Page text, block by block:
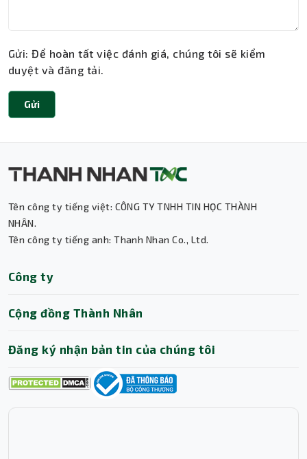
Gửi: Để hoàn tất việc đánh giá, chúng tôi sẽ kiểm
duyệt và đăng tải.
Gửi
Tên công ty tiếng việt: CÔNG TY TNHH TIN HỌC THÀNH
NHÂN.
Tên công ty tiếng anh: Thanh Nhan Co., Ltd.
Công ty
Cộng đồng Thành Nhân
Đăng ký nhận bản tin của chúng tôi
Trợ lý AI • Phản hồi tức thì